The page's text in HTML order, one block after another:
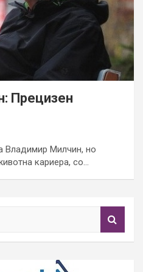
Прецизен
Владимир Милчин, но
кариера, со…